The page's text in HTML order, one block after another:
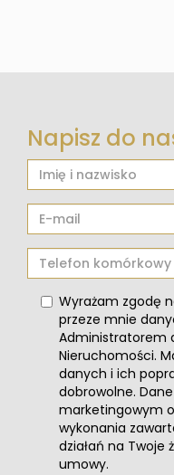
Napisz do
Wyrażam zgodę
przeze mnie
Administratorem
Nieruchomości.
danych i ich
dobrowolne.
marketingowym
wykonania
działań na Twoje
umowy.